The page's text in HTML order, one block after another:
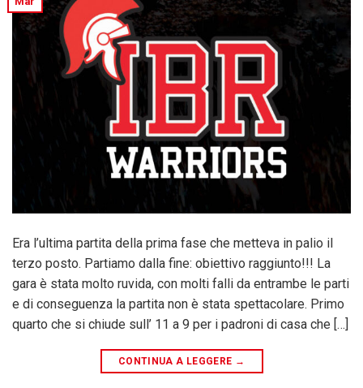
Era l’ultima partita della prima fase che metteva in palio il
terzo posto. Partiamo dalla fine: obiettivo raggiunto!!! La
gara è stata molto ruvida, con molti falli da entrambe le parti
e di conseguenza la partita non è stata spettacolare. Primo
quarto che si chiude sull’ 11 a 9 per i padroni di casa che […]
CONTINUA A LEGGERE →